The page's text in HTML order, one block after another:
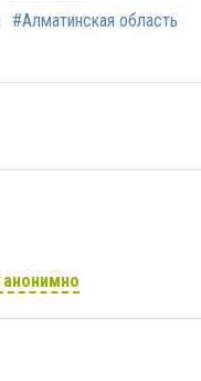
#Алматинская область